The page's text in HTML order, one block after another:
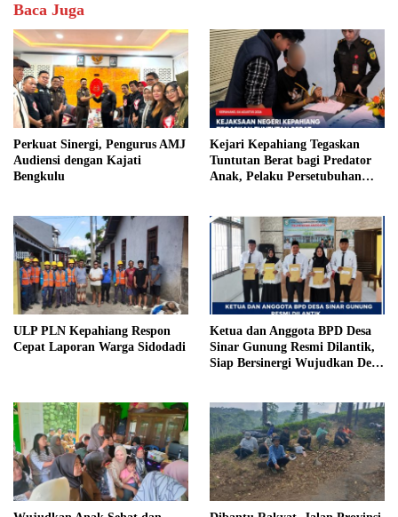
Baca Juga
Perkuat Sinergi, Pengurus AMJ
Audiensi dengan Kajati
Bengkulu
Kejari Kepahiang Tegaskan
Tuntutan Berat bagi Predator
Anak, Pelaku Persetubuhan
Penjara
ULP PLN Kepahiang Respon
Cepat Laporan Warga Sidodadi
Ketua dan Anggota BPD Desa
Sinar Gunung Resmi Dilantik,
Siap Bersinergi Wujudkan Desa